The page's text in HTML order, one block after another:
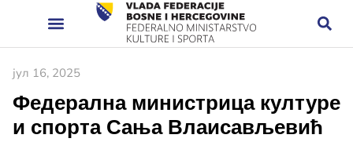
јул 16, 2025
Федерална министрица културе
и спорта Сања Влаисављевић